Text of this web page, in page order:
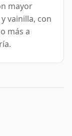
mayor
vainilla, con
más a